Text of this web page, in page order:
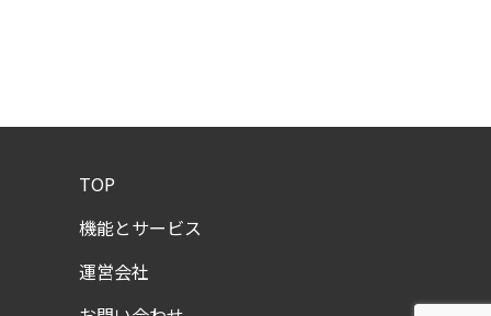
TOP
機能とサービス
運営会社